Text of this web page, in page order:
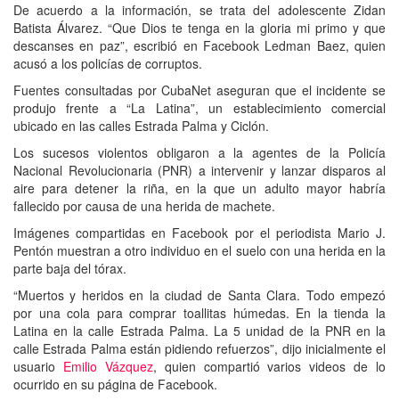
De acuerdo a la información, se trata del adolescente Zidan
Batista Álvarez. “Que Dios te tenga en la gloria mi primo y que
descanses en paz”, escribió en Facebook Ledman Baez, quien
acusó a los policías de corruptos.
Fuentes consultadas por CubaNet aseguran que el incidente se
produjo frente a “La Latina”, un establecimiento comercial
ubicado en las calles Estrada Palma y Ciclón.
Los sucesos violentos obligaron a la agentes de la Policía
Nacional Revolucionaria (PNR) a intervenir y lanzar disparos al
aire para detener la riña, en la que un adulto mayor habría
fallecido por causa de una herida de machete.
Imágenes compartidas en Facebook por el periodista Mario J.
Pentón muestran a otro individuo en el suelo con una herida en la
parte baja del tórax.
“Muertos y heridos en la ciudad de Santa Clara. Todo empezó
por una cola para comprar toallitas húmedas. En la tienda la
Latina en la calle Estrada Palma. La 5 unidad de la PNR en la
calle Estrada Palma están pidiendo refuerzos”, dijo inicialmente el
usuario Emilio Vázquez, quien compartió varios videos de lo
ocurrido en su página de Facebook.